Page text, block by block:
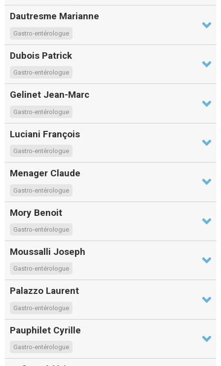
Dautresme Marianne
Gastro-entérologue
Dubois Patrick
Gastro-entérologue
Gelinet Jean-Marc
Gastro-entérologue
Luciani François
Gastro-entérologue
Menager Claude
Gastro-entérologue
Mory Benoit
Gastro-entérologue
Moussalli Joseph
Gastro-entérologue
Palazzo Laurent
Gastro-entérologue
Pauphilet Cyrille
Gastro-entérologue